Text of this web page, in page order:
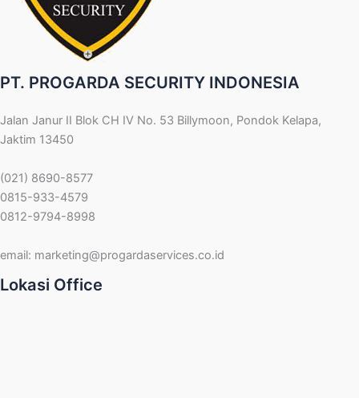
PT. PROGARDA SECURITY INDONESIA
Jalan Janur II Blok CH IV No. 53 Billymoon, Pondok Kelapa,
Jaktim 13450
(021) 8690-8577
0815-933-4579
0812-9794-8998
email: marketing@progardaservices.co.id
Lokasi Office